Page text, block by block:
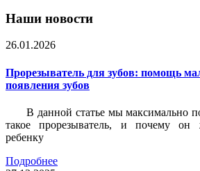
Наши новости
26.01.2026
Прорезыватель для зубов: помощь
появления зубов
В данной статье мы максимально
такое прорезыватель, и почему он
ребенку
Подробнее